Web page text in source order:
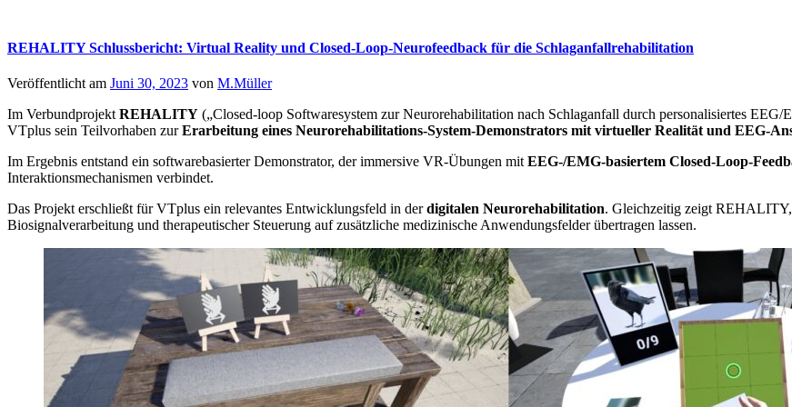
REHALITY Schlussbericht: Virtual Reality und Closed-Loop-Neurofeedback für die Schlaganfallrehabilitation
Veröffentlicht am Juni 30, 2023 von M.Müller
Im Verbundprojekt REHALITY („Closed-loop Softwaresystem zur Neurorehabilitation nach Schlaganfall durch personalisiertes
VTplus sein Teilvorhaben zurErarbeitung eines Neurorehabilitations-System-Demonstrators mit virtueller Realität und EEG-
Im Ergebnis entstand ein softwarebasierter Demonstrator, der immersive VR-Übungen mit EEG-/EMG-basiertem Closed-Loop-
Interaktionsmechanismen verbindet.
Das Projekt erschließt für VTplus ein relevantes Entwicklungsfeld in derdigitalen Neurorehabilitation. Gleichzeitig zeigt REHALITY,
Biosignalverarbeitung und therapeutischer Steuerung auf zusätzliche medizinische Anwendungsfelder übertragen lassen.